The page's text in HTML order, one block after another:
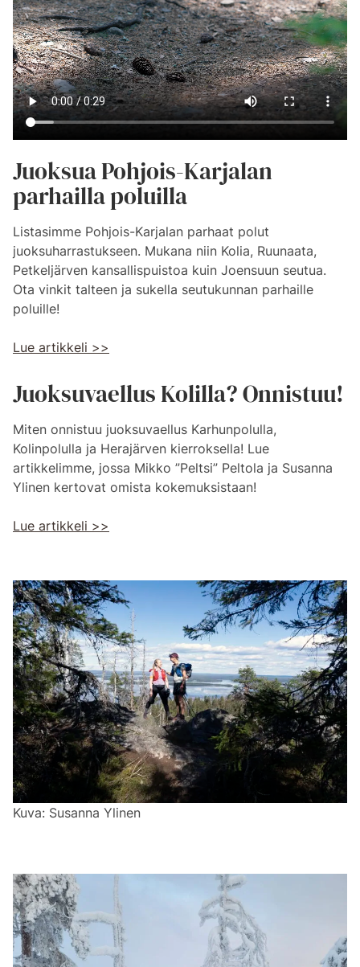
Juoksua Pohjois-Karjalan
parhailla poluilla
Listasimme Pohjois-Karjalan parhaat polut
juoksuharrastukseen. Mukana niin Kolia, Ruunaata,
Petkeljärven kansallispuistoa kuin Joensuun seutua.
Ota vinkit talteen ja sukella seutukunnan parhaille
poluille!
Lue artikkeli >>
Juoksuvaellus Kolilla? Onnistuu!
Miten onnistuu juoksuvaellus Karhunpolulla,
Kolinpolulla ja Herajärven kierroksella! Lue
artikkelimme, jossa Mikko ”Peltsi” Peltola ja Susanna
Ylinen kertovat omista kokemuksistaan!
Lue artikkeli >>
Kuva: Susanna Ylinen